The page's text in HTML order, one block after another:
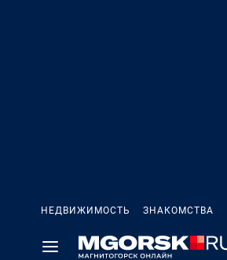
НЕДВИЖИМОСТЬ ЗНАКОМСТВА